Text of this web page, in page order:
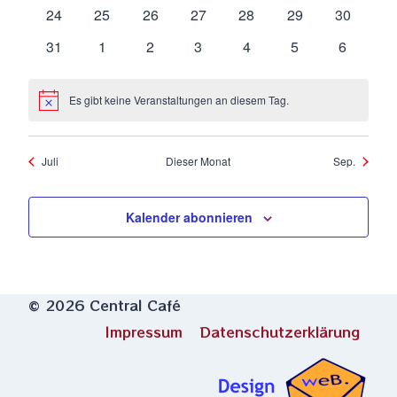
0
24
0
25
0
26
0
27
0
28
0
29
0
30
0
31
0
1
0
2
0
3
0
4
0
5
0
6
HinweisEs gibt keine Veranstaltungen an diesem Tag.
Juli Dieser Monat Sep.
Kalender abonnieren
© 2026 Central Café
Impressum
Datenschutzerklärung